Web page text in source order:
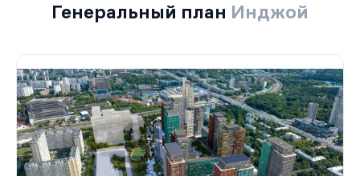
Генеральный план Инджой